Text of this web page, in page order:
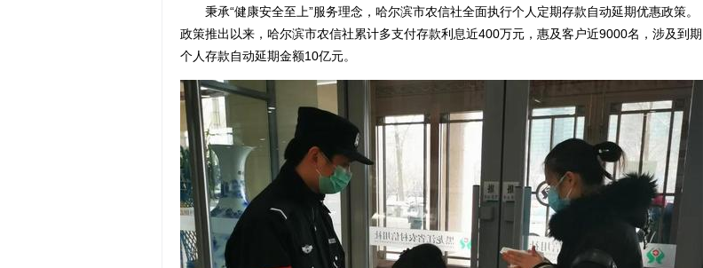
秉承“健康安全至上”服务理念，哈尔滨市农信社全面执行个人定期存款自动延期优惠政策。
政策推出以来，哈尔滨市农信社累计多支付存款利息近400万元，惠及客户近9000名，涉及到期
个人存款自动延期金额10亿元。